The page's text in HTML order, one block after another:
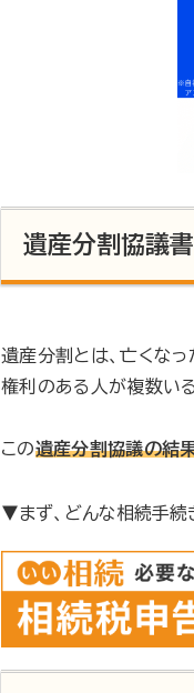
遺産分割協議
遺産分割とは、亡くな
権利のある人が複数い
この遺産分割協議の結
▼まず、どんな相続手続